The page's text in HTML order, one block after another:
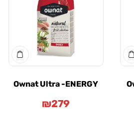
Ownat Ultra -ENERGY
₪279